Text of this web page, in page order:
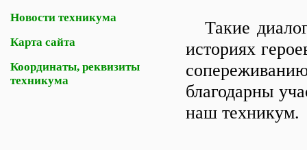
Новости техникума
Карта сайта
Координаты, реквизиты
техникума
Такие
историях
благодарны
наш техникум.